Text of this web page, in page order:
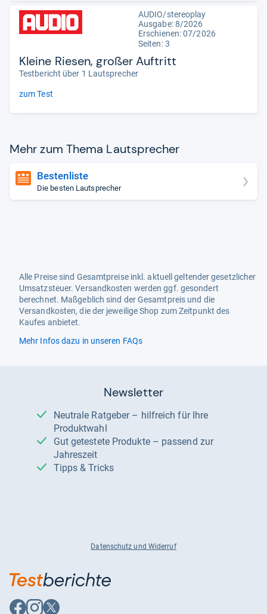
AUDIO/stereoplay
Ausgabe: 8/2026
Erschienen:07/2026
Seiten: 3
Kleine Riesen, großer Auftritt
Testbericht über 1 Lautsprecher
zum Test
Mehr zum Thema Laut­spre­cher
Bestenliste
Die besten Lautsprecher
Alle Preise sind Gesamtpreise inkl. aktuell geltender gesetzlicher
Umsatzsteuer. Versandkosten werden ggf. gesondert
berechnet. Maßgeblich sind der Gesamtpreis und die
Versandkosten, die der jeweilige Shop zum Zeitpunkt des
Kaufes anbietet.
Mehr Infos dazu in unseren FAQs
Newsletter
Neutrale Ratgeber – hilfreich für Ihre
Produktwahl
Gut getestete Produkte – passend zur
Jahreszeit
Tipps & Tricks
Datenschutz und Widerruf
AufAufAuf